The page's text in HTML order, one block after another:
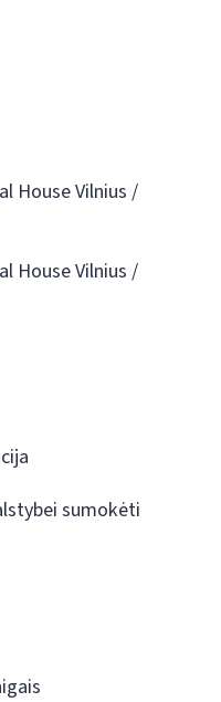
House Vilnius /
House Vilnius /
sumokėti